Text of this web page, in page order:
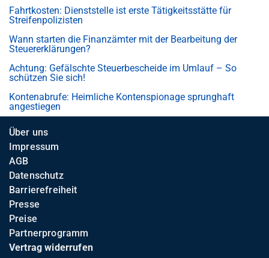
Fahrtkosten: Dienststelle ist erste Tätigkeitsstätte für
Streifenpolizisten
Wann starten die Finanzämter mit der Bearbeitung der
Steuererklärungen?
Achtung: Gefälschte Steuerbescheide im Umlauf – So
schützen Sie sich!
Kontenabrufe: Heimliche Kontenspionage sprunghaft
angestiegen
Über uns
Impressum
AGB
Datenschutz
Barrierefreiheit
Presse
Preise
Partnerprogramm
Vertrag widerrufen